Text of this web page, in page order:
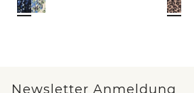
Newsletter Anmeldung